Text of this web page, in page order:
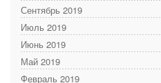
Сентябрь 2019
Июль 2019
Июнь 2019
Май 2019
Февраль 2019